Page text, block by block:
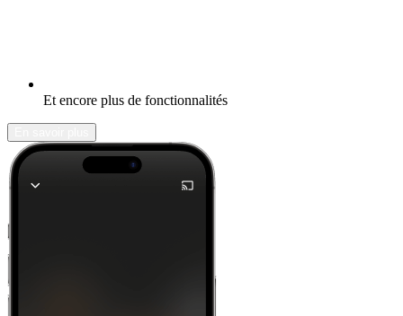
Et encore plus de fonctionnalités